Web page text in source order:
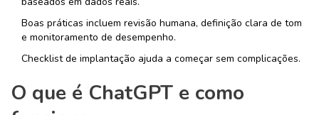
Boas práticas incluem revisão humana, definição clara de tom
e monitoramento de desempenho.
Checklist de implantação ajuda a começar sem complicações.
O que é ChatGPT e como